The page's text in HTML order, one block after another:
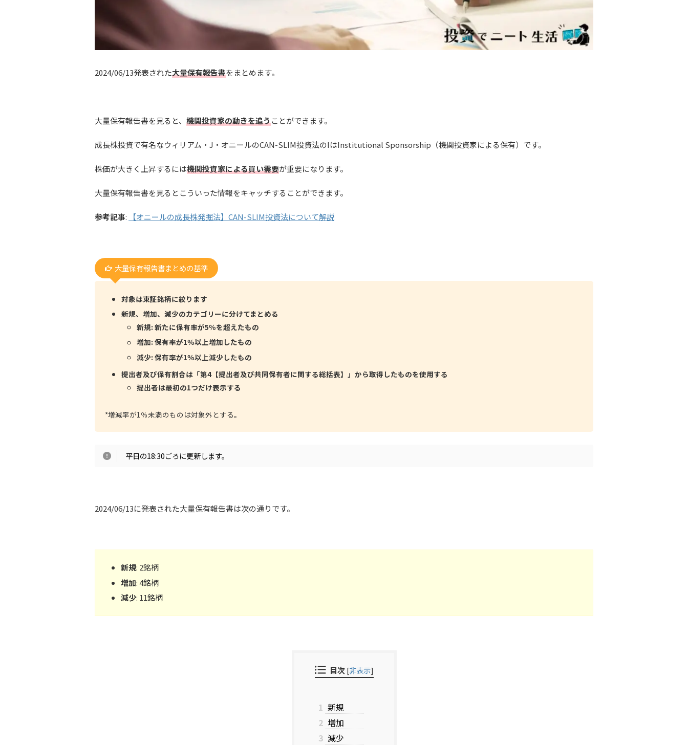
2024/06/13発表された大量保有報告書をまとめます。
大量保有報告書を見ると、 機関投資家の動きを追うことができます。
成長株投資で有名なウィリアム・J・オニールのCAN-SLIM投資法のIはInstitutional Sponsorship（機関投資家による保有）です。
株価が大きく上昇するには機関投資家による買い需要が重要になります。
大量保有報告書を見るとこういった情報をキャッチすることができます。
参考記事: 【オニールの成長株発掘法】CAN-SLIM投資法について解説
大量保有報告書まとめの基準
対象は東証銘柄に絞ります
新規、増加、減少のカテゴリーに分けてまとめる
新規: 新たに保有率が5％を超えたもの
増加: 保有率が1％以上増加したもの
減少: 保有率が1％以上減少したもの
提出者及び保有割合は「第4【提出者及び共同保有者に関する総括表】」から取得したものを使用する
提出者は最初の1つだけ表示する
*増減率が1％未満のものは対象外とする。
平日の18:30ごろに更新します。
2024/06/13に発表された大量保有報告書は次の通りです。
新規: 2銘柄
増加: 4銘柄
減少: 11銘柄
目次 [非表示]
1 新規
2 増加
3 減少